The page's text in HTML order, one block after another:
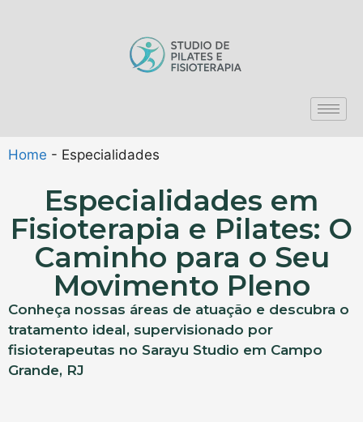
Home - Especialidades
Especialidades em
Fisioterapia e Pilates: O
Caminho para o Seu
Movimento Pleno
Conheça nossas áreas de atuação e descubra o
tratamento ideal, supervisionado por
fisioterapeutas no Sarayu Studio em Campo
Grande, RJ